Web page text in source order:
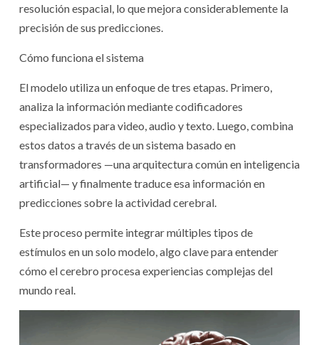
resolución espacial, lo que mejora considerablemente la
precisión de sus predicciones.
Cómo funciona el sistema
El modelo utiliza un enfoque de tres etapas. Primero,
analiza la información mediante codificadores
especializados para video, audio y texto. Luego, combina
estos datos a través de un sistema basado en
transformadores —una arquitectura común en inteligencia
artificial— y finalmente traduce esa información en
predicciones sobre la actividad cerebral.
Este proceso permite integrar múltiples tipos de
estímulos en un solo modelo, algo clave para entender
cómo el cerebro procesa experiencias complejas del
mundo real.